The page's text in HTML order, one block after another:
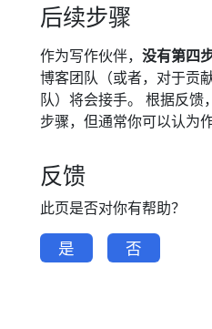
后续步骤
作为写作伙伴， 没有第四
博客团队（或者，对于贡
队）将会接手。 根据反馈
步骤，但通常你可以认为
反馈
此页是否对你有帮助？
是 否